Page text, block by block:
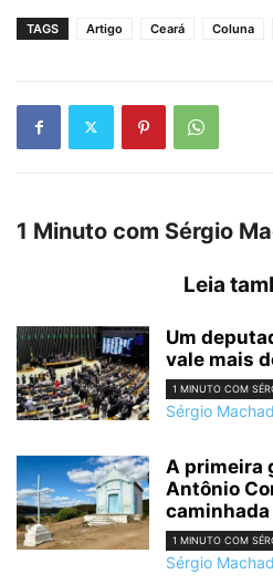
TAGS Artigo Ceará Coluna
1 Minuto com Sérgio
Leia
Um
vale mais
1 MINUTO COM
Sérgio
A primeira
Antônio
caminhada
1 MINUTO COM
Sérgio